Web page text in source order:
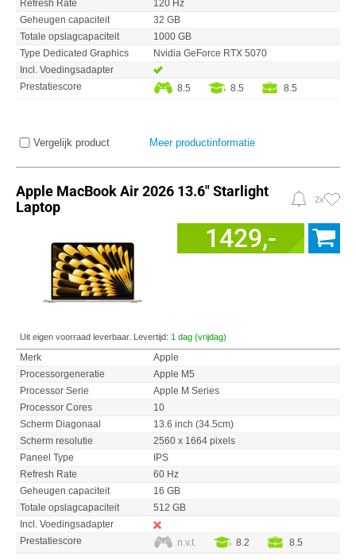
Refresh Rate
120 Hz
Geheugen capaciteit
32 GB
Totale opslagcapaciteit
1000 GB
Type Dedicated Graphics
Nvidia GeForce RTX 5070
Incl. Voedingsadapter
Prestatiescore
8.5 8.5 8.5
Vergelijk product Meer productinformatie
Apple MacBook Air 2026 13.6" Starlight
Laptop
2x
1429,-
Uit eigen voorraad leverbaar. Levertijd: 1 dag (vrijdag)
Merk
Apple
Processorgeneratie
Apple M5
Processor Serie
Apple M Series
Processor Cores
10
Scherm Diagonaal
13.6 inch (34.5cm)
Scherm resolutie
2560 x 1664 pixels
Paneel Type
IPS
Refresh Rate
60 Hz
Geheugen capaciteit
16 GB
Totale opslagcapaciteit
512 GB
Incl. Voedingsadapter
Prestatiescore
n.v.t. 8.2 8.5